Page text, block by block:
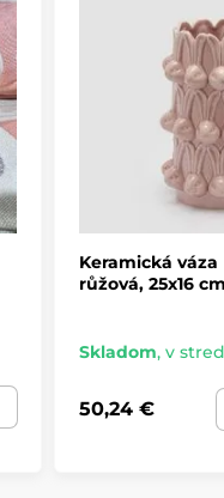
Keramická
růžová, 25x16
Skladom, v
50,24 €